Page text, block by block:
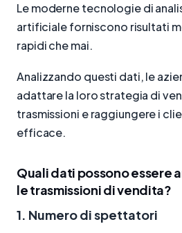
Le moderne tecnologie di
artificiale forniscono risultati
rapidi che mai.
Analizzando questi dati, le
adattare la loro strategia di
trasmissioni e raggiungere i
efficace.
Quali dati possono essere
le trasmissioni di vendita?
1. Numero di spettatori